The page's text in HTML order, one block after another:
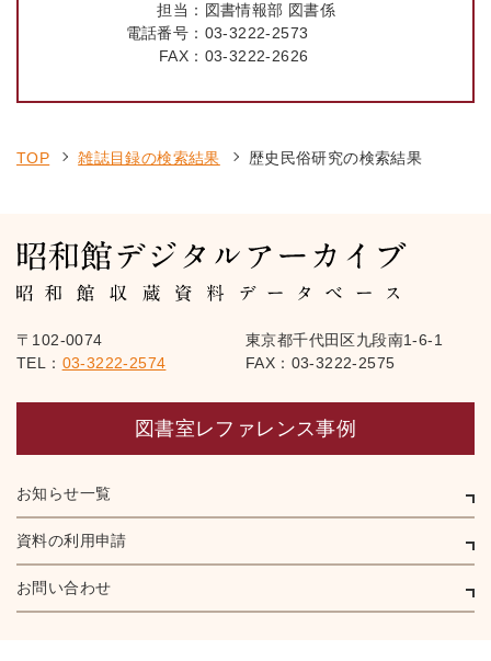
担当： 図書情報部 図書係
電話番号： 03-3222-2573
FAX： 03-3222-2626
TOP 雑誌目録の検索結果 歴史民俗研究の検索結果
〒102-0074
東京都千代田区九段南1-6-1
TEL： 03-3222-2574 FAX：03-3222-2575
図書室レファレンス事例
お知らせ一覧
資料の利用申請
お問い合わせ